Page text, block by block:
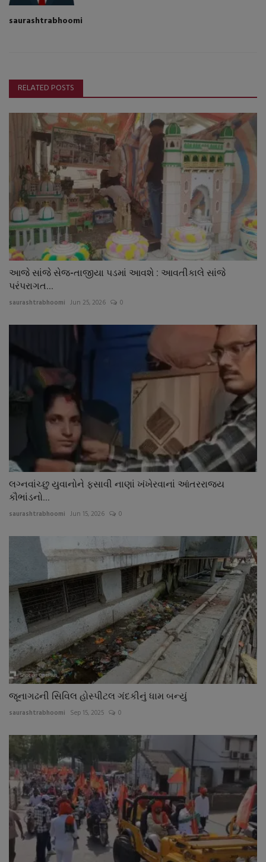
saurashtrabhoomi
RELATED POSTS
આજે સાંજે સેજ-તાજીયા પડમાં આવશે : આવતીકાલે સાંજે
પરંપરાગત...
saurashtrabhoomi Jun 25, 2026 0
લગ્નવાંચ્છુ યુવાનોને ફસાવી નાણાં ખંખેરવાનાં આંતરરાજય
કૌભાંડનો...
saurashtrabhoomi Jun 15, 2026 0
જૂનાગઢની સિવિલ હોસ્પીટલ ગંદકીનું ધામ બન્યું
saurashtrabhoomi Sep 15, 2025 0